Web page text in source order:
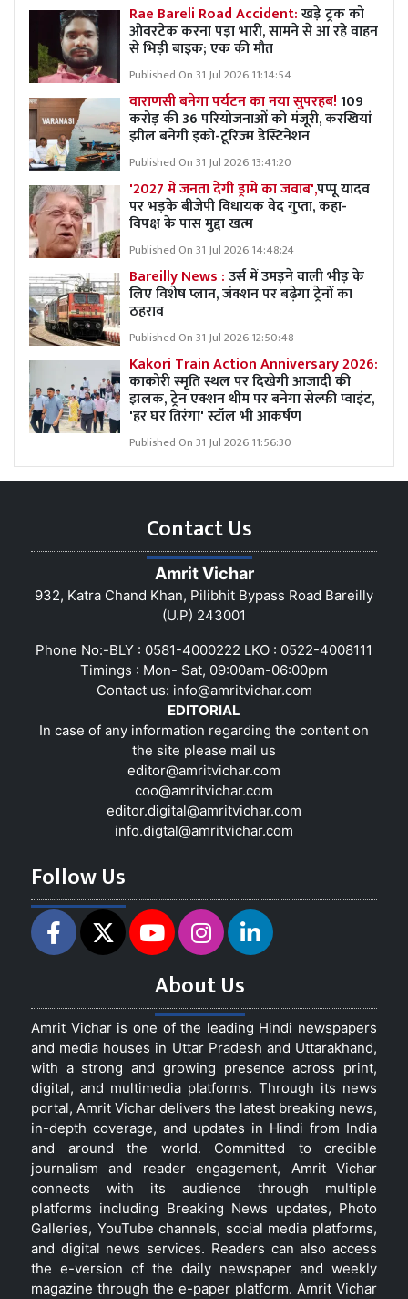
Rae Bareli Road Accident:खड़े ट्रक को
ओवरटेक करना पड़ा भारी, सामने से आ रहे वाहन
से भिड़ी बाइक; एक की मौत
Published On 31 Jul 2026 11:14:54
वाराणसी बनेगा पर्यटन का नया सुपरहब!109
करोड़ की 36 परियोजनाओं को मंजूरी, करखियां
झील बनेगी इको-टूरिज्म डेस्टिनेशन
Published On 31 Jul 2026 13:41:20
'2027 में जनता देगी ड्रामे का जवाब',पप्पू यादव
पर भड़के बीजेपी विधायक वेद गुप्ता, कहा-
विपक्ष के पास मुद्दा खत्म
Published On 31 Jul 2026 14:48:24
Bareilly News :उर्स में उमड़ने वाली भीड़ के
लिए विशेष प्लान, जंक्शन पर बढ़ेगा ट्रेनों का
ठहराव
Published On 31 Jul 2026 12:50:48
Kakori Train Action Anniversary 2026:
काकोरी स्मृति स्थल पर दिखेगी आजादी की
झलक, ट्रेन एक्शन थीम पर बनेगा सेल्फी प्वाइंट,
'हर घर तिरंगा' स्टॉल भी आकर्षण
Published On 31 Jul 2026 11:56:30
Contact Us
Amrit Vichar
932, Katra Chand Khan, Pilibhit Bypass Road Bareilly
(U.P) 243001
Phone No:-BLY : 0581-4000222 LKO : 0522-4008111
Timings : Mon- Sat, 09:00am-06:00pm
Contact us: info@amritvichar.com
EDITORIAL
In case of any information regarding the content on
the site please mail us
editor@amritvichar.com
coo@amritvichar.com
editor.digital@amritvichar.com
info.digtal@amritvichar.com
Follow Us
About Us
Amrit Vichar is one of the leading Hindi newspapers
and media houses in Uttar Pradesh and Uttarakhand,
with a strong and growing presence across print,
digital, and multimedia platforms. Through its news
portal, Amrit Vichar delivers the latest breaking news,
in-depth coverage, and updates in Hindi from India
and around the world. Committed to credible
journalism and reader engagement, Amrit Vichar
connects with its audience through multiple
platforms including Breaking News updates, Photo
Galleries, YouTube channels, social media platforms,
and digital news services. Readers can also access
the e-version of the daily newspaper and weekly
magazine through the e-paper platform. Amrit Vichar